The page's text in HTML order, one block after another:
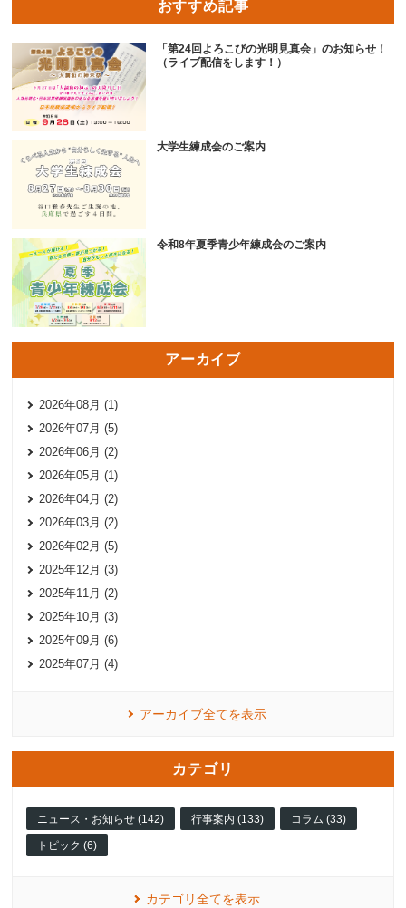
おすすめ記事
「第24回よろこびの光明見真会」のお知らせ！
（ライブ配信をします！）
大学生練成会のご案内
令和8年夏季青少年練成会のご案内
アーカイブ
2026年08月 (1)
2026年07月 (5)
2026年06月 (2)
2026年05月 (1)
2026年04月 (2)
2026年03月 (2)
2026年02月 (5)
2025年12月 (3)
2025年11月 (2)
2025年10月 (3)
2025年09月 (6)
2025年07月 (4)
アーカイブ全てを表示
カテゴリ
ニュース・お知らせ (142) 行事案内 (133) コラム (33)
トピック (6)
カテゴリ全てを表示